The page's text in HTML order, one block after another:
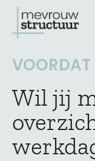
naar
VOORDAT
Wil jij